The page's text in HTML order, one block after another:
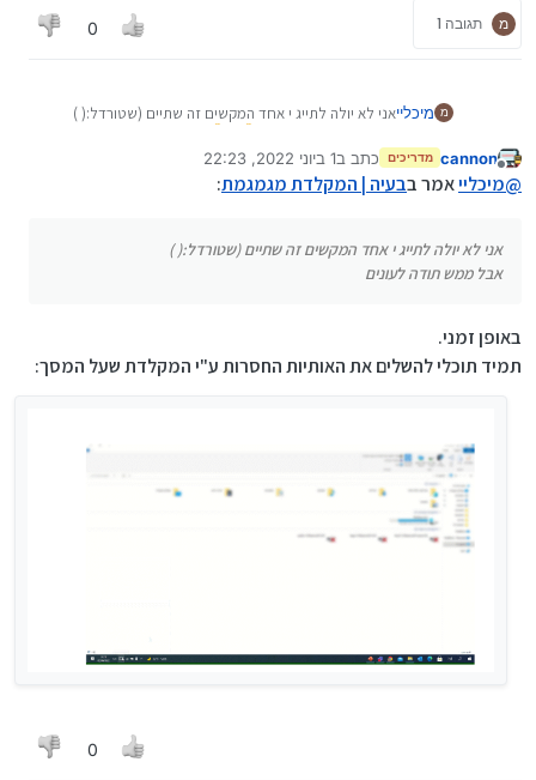
מ תגובה 1 0
מ מיכלייאני לא יולה לתייג י אחד המקשים זה שתיים (שטורדל:( )
מנותק
cannon מדריכים כתב ב1 ביוני 2022, 22:23
נערך לאחרונה על ידי cannon6 בינו׳ 2022, 22:24
@מיכלייאמר בבעיה | המקלדת מגמגמת:
אני לא יולה לתייג י אחד המקשים זה שתיים (שטורדל:( )
אבל ממש תודה לעונים
באופן זמני.
תמיד תוכלי להשלים את האותיות החסרות ע"י המקלדת שעל המסך:
0